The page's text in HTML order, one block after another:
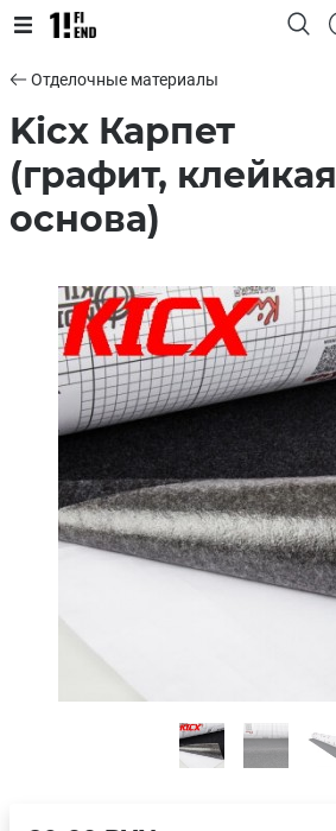
Отделочные материалы
Kicx Карпет
(графит, клейкая
основа)